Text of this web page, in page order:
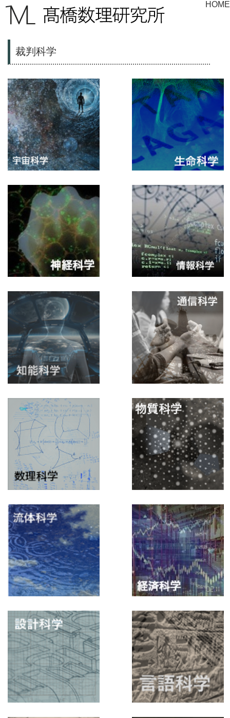
HOME
裁判科学